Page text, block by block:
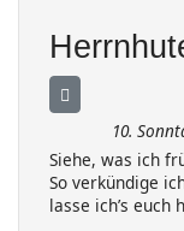
10.
Siehe, was ich
So verkündige
lasse ich’s euch